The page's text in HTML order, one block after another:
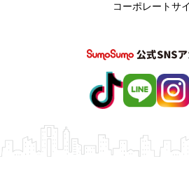
コーポレートサ